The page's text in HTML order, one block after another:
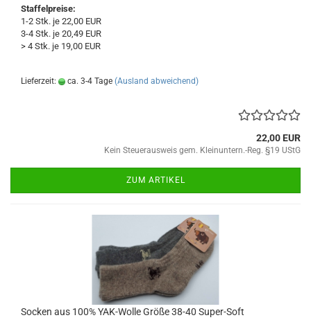
Staffelpreise:
1-2 Stk. je 22,00 EUR
3-4 Stk. je 20,49 EUR
> 4 Stk. je 19,00 EUR
Lieferzeit: ca. 3-4 Tage (Ausland abweichend)
22,00 EUR
Kein Steuerausweis gem. Kleinuntern.-Reg. §19 UStG
ZUM ARTIKEL
Socken aus 100% YAK-Wolle Größe 38-40 Super-Soft